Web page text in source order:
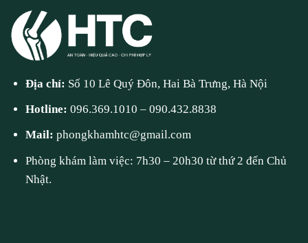
Địa chỉ: Số 10 Lê Quý Đôn, Hai Bà Trưng, Hà Nội
Hotline:096.369.1010 –090.432.8838
Mail:phongkhamhtc@gmail.com
Phòng khám làm việc: 7h30 – 20h30 từ thứ 2 đến Chủ
Nhật.